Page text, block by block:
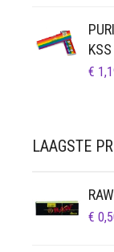
€
LAAGSTE
€